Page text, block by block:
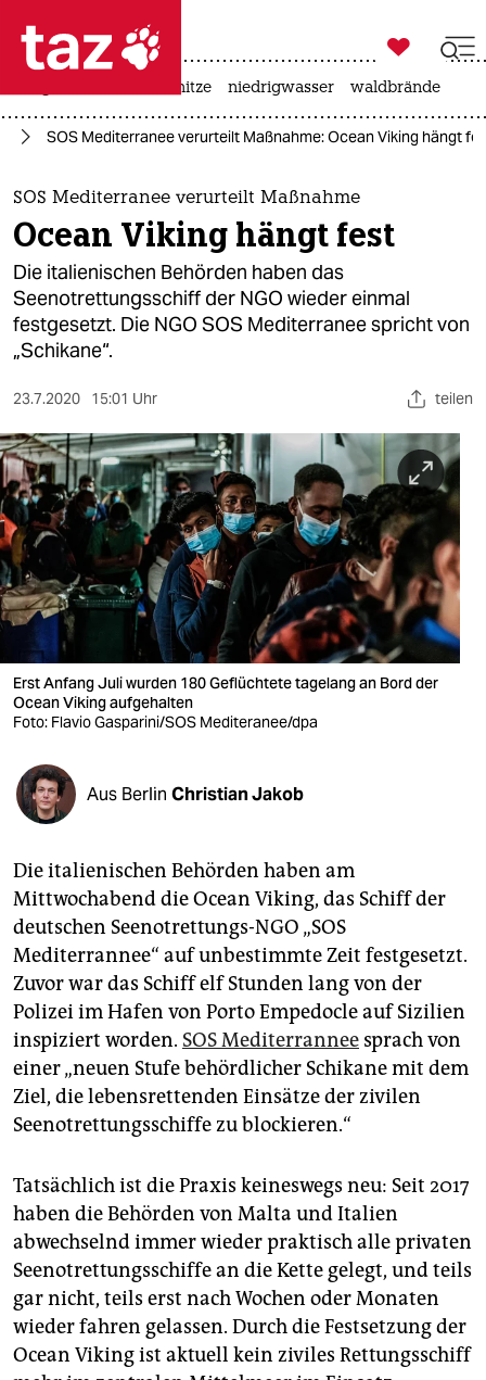
 taz zahl ich
taz zahl ich
themen
politik
öko
gesellschaft
kultur
sport
berlin
nord
wahrheit
verlag
verlag
veranstaltungen
shop
fragen & hilfe
abo
genossenschaft
epaper login

taz zahl ich
hitze niedrigwasser waldbrände
SOS Mediterranee verurteilt Maßnahme: Ocean Viking hängt
SOS Mediterranee verurteilt Maßnahme
Ocean Viking hängt fest
Die italienischen Behörden haben das
Seenotrettungsschiff der NGO wieder einmal
festgesetzt. Die NGO SOS Mediterranee spricht von
„Schikane“.
23.7.2020 15:01 Uhr teilen
Erst Anfang Juli wurden 180 Geflüchtete tagelang an Bord der
Ocean Viking aufgehalten
Foto: Flavio Gasparini/SOS Mediteranee/dpa
Aus Berlin Christian Jakob
Die italienischen Behörden haben am
Mittwochabend die Ocean Viking, das Schiff der
deutschen Seenotrettungs-NGO „SOS
Mediterrannee“ auf unbestimmte Zeit festgesetzt.
Zuvor war das Schiff elf Stunden lang von der
Polizei im Hafen von Porto Empedocle auf Sizilien
inspiziert worden. SOS Mediterrannee sprach von
einer „neuen Stufe behördlicher Schikane mit dem
Ziel, die lebensrettenden Einsätze der zivilen
Seenotrettungsschiffe zu blockieren.“
Tatsächlich ist die Praxis keineswegs neu: Seit 2017
haben die Behörden von Malta und Italien
abwechselnd immer wieder praktisch alle privaten
Seenotrettungsschiffe an die Kette gelegt, und teils
gar nicht, teils erst nach Wochen oder Monaten
wieder fahren gelassen. Durch die Festsetzung der
Ocean Viking ist aktuell kein ziviles Rettungsschiff